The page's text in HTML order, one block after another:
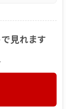
見れます